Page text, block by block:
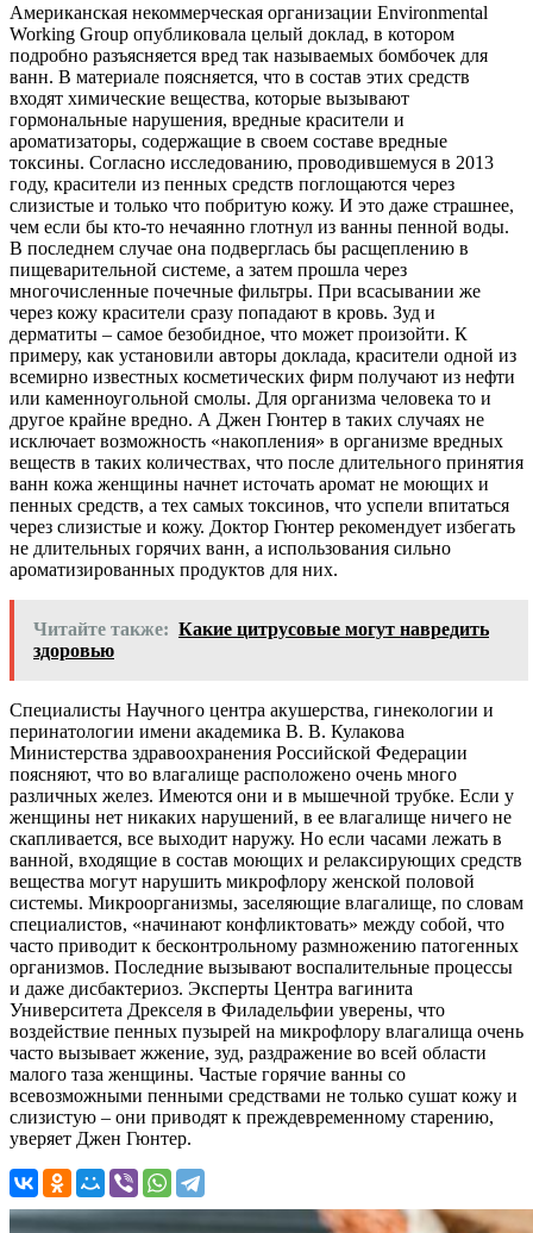
Американская некоммерческая организации Environmental
Working Group опубликовала целый доклад, в котором
подробно разъясняется вред так называемых бомбочек для
ванн. В материале поясняется, что в состав этих средств
входят химические вещества, которые вызывают
гормональные нарушения, вредные красители и
ароматизаторы, содержащие в своем составе вредные
токсины. Согласно исследованию, проводившемуся в 2013
году, красители из пенных средств поглощаются через
слизистые и только что побритую кожу. И это даже страшнее,
чем если бы кто-то нечаянно глотнул из ванны пенной воды.
В последнем случае она подверглась бы расщеплению в
пищеварительной системе, а затем прошла через
многочисленные почечные фильтры. При всасывании же
через кожу красители сразу попадают в кровь. Зуд и
дерматиты – самое безобидное, что может произойти. К
примеру, как установили авторы доклада, красители одной из
всемирно известных косметических фирм получают из нефти
или каменноугольной смолы. Для организма человека то и
другое крайне вредно. А Джен Гюнтер в таких случаях не
исключает возможность «накопления» в организме вредных
веществ в таких количествах, что после длительного принятия
ванн кожа женщины начнет источать аромат не моющих и
пенных средств, а тех самых токсинов, что успели впитаться
через слизистые и кожу. Доктор Гюнтер рекомендует избегать
не длительных горячих ванн, а использования сильно
ароматизированных продуктов для них.
Читайте также: Какие цитрусовые могут навредить
здоровью
Специалисты Научного центра акушерства, гинекологии и
перинатологии имени академика В. В. Кулакова
Министерства здравоохранения Российской Федерации
поясняют, что во влагалище расположено очень много
различных желез. Имеются они и в мышечной трубке. Если у
женщины нет никаких нарушений, в ее влагалище ничего не
скапливается, все выходит наружу. Но если часами лежать в
ванной, входящие в состав моющих и релаксирующих средств
вещества могут нарушить микрофлору женской половой
системы. Микроорганизмы, заселяющие влагалище, по словам
специалистов, «начинают конфликтовать» между собой, что
часто приводит к бесконтрольному размножению патогенных
организмов. Последние вызывают воспалительные процессы
и даже дисбактериоз. Эксперты Центра вагинита
Университета Дрекселя в Филадельфии уверены, что
воздействие пенных пузырей на микрофлору влагалища очень
часто вызывает жжение, зуд, раздражение во всей области
малого таза женщины. Частые горячие ванны со
всевозможными пенными средствами не только сушат кожу и
слизистую – они приводят к преждевременному старению,
уверяет Джен Гюнтер.